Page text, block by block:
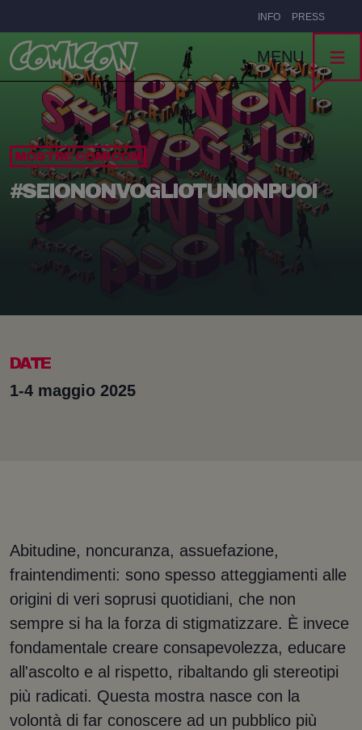
INFO PRESS
MENU
MOSTRE COMICON
#SEIONONVOGLIOTUNONPUOI
DATE
1-4 maggio 2025
Abitudine, noncuranza, assuefazione,
fraintendimenti: sono spesso atteggiamenti alle
origini di veri soprusi quotidiani, che non
sempre si ha la forza di stigmatizzare. È invece
fondamentale creare consapevolezza, educare
all'ascolto e al rispetto, ribaltando gli stereotipi
più radicati. Questa mostra nasce con la
volontà di far conoscere ad un pubblico più